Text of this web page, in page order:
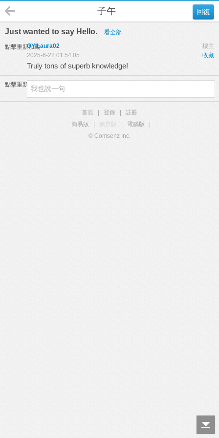
回復
子午
Just wanted to say Hello. 看全部
點擊重新加載 樓主
OYILaura02
收藏
2025-6-22 01:54:05
Truly tons of superb knowledge!
點擊重新加載
首頁 登錄
註冊
簡易版
觸屏版 電腦版
© Comsenz Inc.